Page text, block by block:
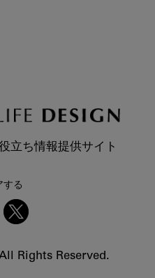
立ち情報提供サイト
する
Rights Reserved.